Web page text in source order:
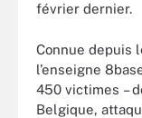
février dernier.
Connue depuis
l’enseigne
450 victimes –
Belgique,